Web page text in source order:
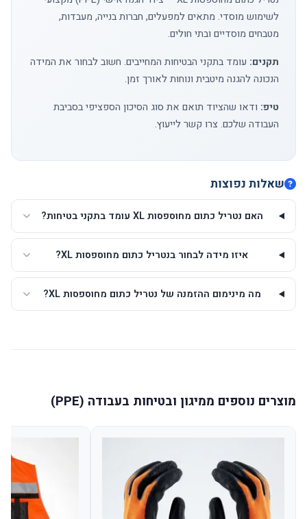
לשימוש מוסדי. מתאים למפעלים, חברות בנייה, מעבדות,
מטבחים מוסדיים ובתי חולים.
תקנים: עומד בתקני הבטיחות המחייבים. חשוב לבחור את המידה
הנכונה להגנה מיטבית ונוחות לאורך זמן.
טיפ: ודאו שהציוד תואם את סוג הסיכון הספציפי בסביבת
העבודה שלכם. צרו קשרלייעוץ.
שאלות נפוצות
האם נטריל כתום מחוספסות XL עומד בתקני בטיחות?
איזו מידה לבחור בנטריל כתום מחוספסות XL?
מה מינימום ההזמנה של נטריל כתום מחוספסות XL?
מוצרים נוספים ממיגון ובטיחות בעבודה (PPE)